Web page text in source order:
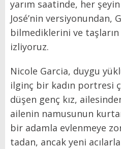
yarım saatinde, her
José’nin versiyonundan,
bilmediklerini ve taşların
izliyoruz.
Nicole Garcia, duygu
ilginç bir kadın portresi
düşen genç kız,
ailenin namusunun
bir adamla evlenmeye
tadan, ancak yeni